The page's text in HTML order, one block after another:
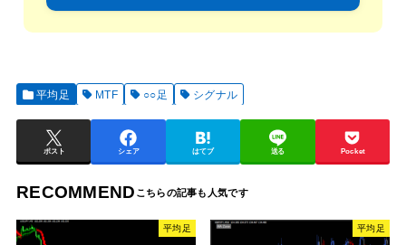
平均足 MTF ○○足 シグナル
ポスト シェア はてブ 送る Pocket
RECOMMEND
平均足 平均足